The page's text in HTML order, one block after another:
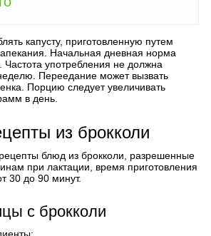
капусту, приготовленную путем
Начальная дневная норма
Частота употребления не должна
Переедание может вызвать
Порцию следует увеличивать
в день.
из брокколи
блюд из брокколи, разрешенные
при лактации, время приготовления
30 до 90 минут.
с брокколи